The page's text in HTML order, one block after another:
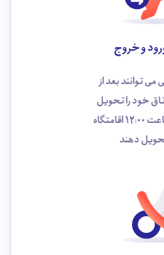
و خروج
می توانند بعد از
14:00 اتاق خود را تحویل
گیرندو قبل از ساعت 12:00 اقامتگاه
دهند